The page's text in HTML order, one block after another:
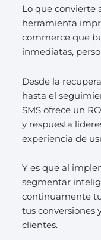
Lo que convierte
herramienta
commerce que
inmediatas,
Desde la
hasta el
SMS ofrece un
y respuesta
experiencia de
Y es que al
segmentar
continuamente
tus conversiones
clientes.